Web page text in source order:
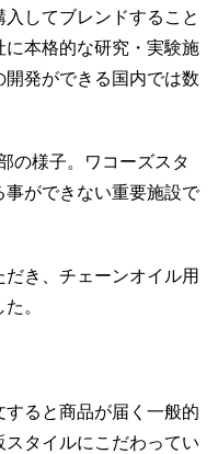
してブレンドすること
に本格的な研究・実験施
発ができる国内では数
の様子。ワコーズスタ
事ができない重要施設で
き、チェーンオイル用
。
ると商品が届く一般的
タイルにこだわってい